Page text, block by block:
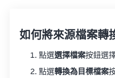
如何將來源檔案轉
點選選擇檔案按鈕選
點選轉換為目標檔案